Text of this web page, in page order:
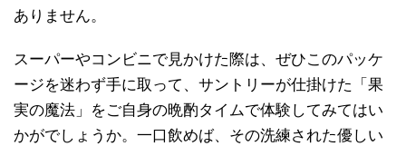
ありません。
スーパーやコンビニで見かけた際は、ぜひこのパッケ
ージを迷わず手に取って、サントリーが仕掛けた「果
実の魔法」をご自身の晩酌タイムで体験してみてはい
かがでしょうか。一口飲めば、その洗練された優しい